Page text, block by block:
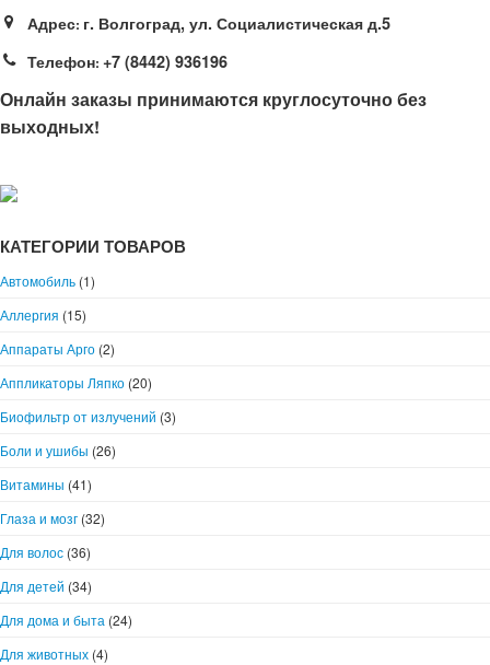
Адрес: г. Волгоград, ул. Социалистическая д.5
Телефон: +7 (8442) 936196
Онлайн заказы принимаются круглосуточно без
выходных!
КАТЕГОРИИ ТОВАРОВ
Автомобиль (1)
Аллергия (15)
Аппараты Арго (2)
Аппликаторы Ляпко (20)
Биофильтр от излучений (3)
Боли и ушибы (26)
Витамины (41)
Глаза и мозг (32)
Для волос (36)
Для детей (34)
Для дома и быта (24)
Для животных (4)